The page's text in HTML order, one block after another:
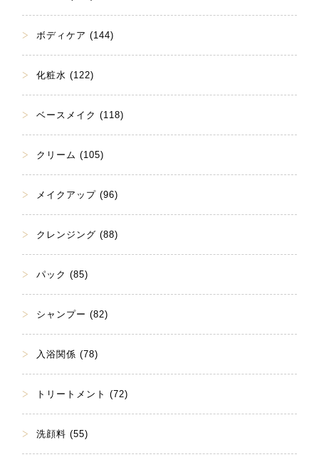
ボディケア (144)
化粧水 (122)
ベースメイク (118)
クリーム (105)
メイクアップ (96)
クレンジング (88)
パック (85)
シャンプー (82)
入浴関係 (78)
トリートメント (72)
洗顔料 (55)